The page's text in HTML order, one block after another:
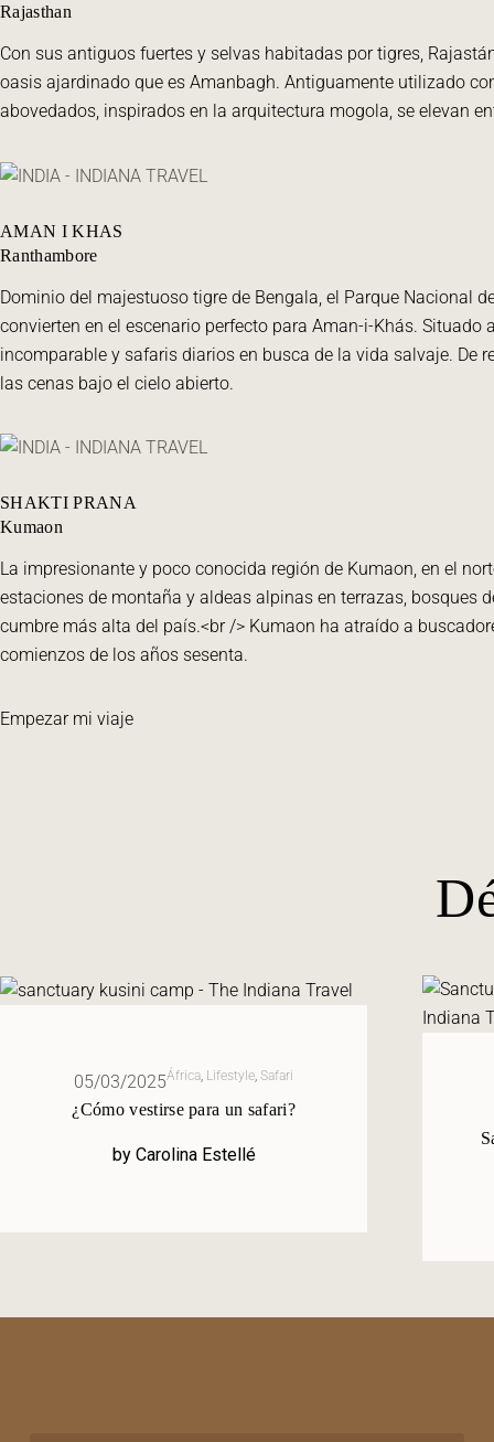
Rajasthan
Con sus antiguos fuertes y selvas habitadas por tigres,
oasis ajardinado que es Amanbagh. Antiguamente utilizado
abovedados, inspirados en la arquitectura mogola, se elevan
AMAN I KHAS
Ranthambore
Dominio del majestuoso tigre de Bengala, el Parque Nacional
convierten en el escenario perfecto para Aman-i-Khás.
incomparable y safaris diarios en busca de la vida salvaje. De
las cenas bajo el cielo abierto.
SHAKTI PRANA
Kumaon
La impresionante y poco conocida región de Kumaon, en el
estaciones de montaña y aldeas alpinas en terrazas, bosques
cumbre más alta del país.<br /> Kumaon ha atraído a
comienzos de los años sesenta.
Empezar mi viaje
05/03/2025África, Lifestyle,Safari
¿Cómo vestirse para un safari?
by Carolina Estellé